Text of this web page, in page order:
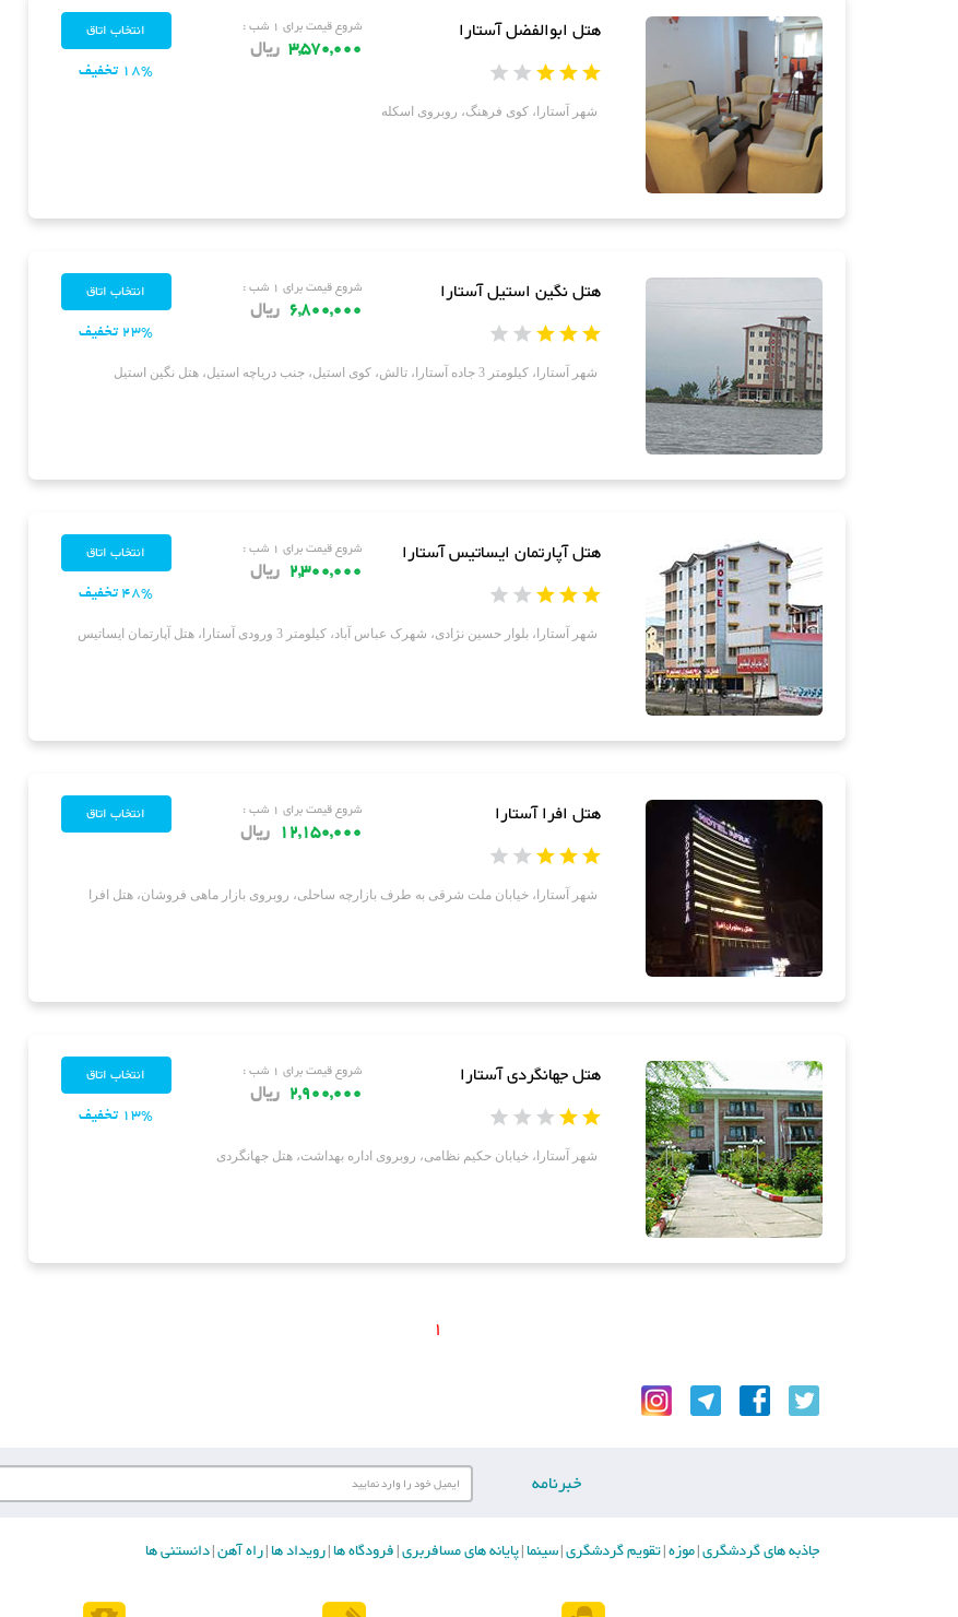
هتل ابوالفضل آستارا شروع قیمت برای ۱ شب :
3,570,000 ریال
18% تخفیف
شهر آستارا، کوی فرهنگ، روبروی اسکله
هتل نگین استیل آستارا شروع قیمت برای ۱ شب :
6,800,000 ریال
23% تخفیف
شهر آستارا، کیلومتر 3 جاده آستارا، تالش، کوی استیل، جنب دریاچه استیل، هتل نگین استیل
هتل آپارتمان ایساتیس آستارا شروع قیمت برای ۱ شب :
2,300,000 ریال
48% تخفیف
شهر آستارا، بلوار حسین نژادی، شهرک عباس آباد، کیلومتر 3 ورودی آستارا، هتل آپارتمان ایساتیس
هتل افرا آستارا شروع قیمت برای ۱ شب :
12,150,000 ریال
شهر آستارا، خیابان ملت شرقی به طرف بازارچه ساحلی، روبروی بازار ماهی فروشان، هتل افرا
هتل جهانگردی آستارا شروع قیمت برای ۱ شب :
2,900,000 ریال
13% تخفیف
شهر آستارا، خیابان حکیم نظامی، روبروی اداره بهداشت، هتل جهانگردی
1
خبرنامه
جاذبه های گردشگری|موزه|تقویم گردشگری|سینما|پایانه های مسافربری| فرودگاه ها|رویداد ها|راه آهن|دانستنی ها